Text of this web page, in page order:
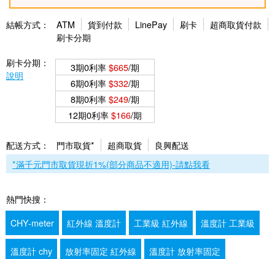
結帳方式： ATM 貨到付款 LinePay 刷卡
超商取貨付款
刷卡分期
刷卡分期：
說明
3期0利率$665/期
6期0利率$332/期
8期0利率$249/期
12期0利率$166/期
配送方式： 門市取貨* 超商取貨
良興配送
*滿千元門市取貨現折1%(部分商品不適用)-請點我看
熱門快搜：
CHY-meter
紅外線 溫度計 工業級 紅外線 溫度計 工業級
溫度計 chy 放射率固定 紅外線 溫度計 放射率固定